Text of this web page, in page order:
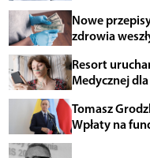
Nowe
zdrowia
Resort
Medycznej
Tomasz
Wpłaty na